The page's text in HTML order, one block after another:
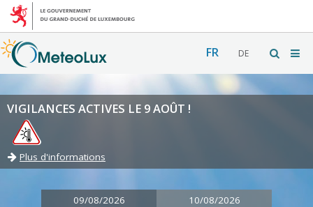
FR DE
VIGILANCES ACTIVES LE 9 AOÛT !
Plus d'informations
09/08/2026 10/08/2026